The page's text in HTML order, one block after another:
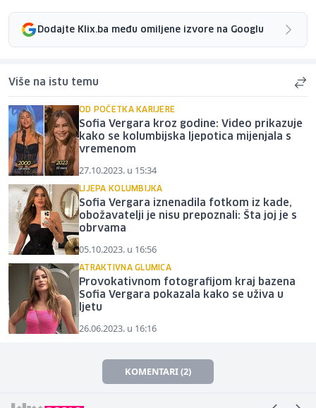
Dodajte Klix.ba među omiljene izvore na Googlu
Više na istu temu
OD POČETKA KARIJERE
Sofia Vergara kroz godine: Video prikazuje
kako se kolumbijska ljepotica mijenjala s
vremenom
27.10.2023. u 15:34
LIJEPA KOLUMBIJKA
Sofia Vergara iznenadila fotkom iz kade,
obožavatelji je nisu prepoznali: Šta joj je s
obrvama
05.10.2023. u 16:56
ATRAKTIVNA GLUMICA
Provokativnom fotografijom kraj bazena
Sofia Vergara pokazala kako se uživa u
ljetu
26.06.2023. u 16:16
KOMENTARI (2)